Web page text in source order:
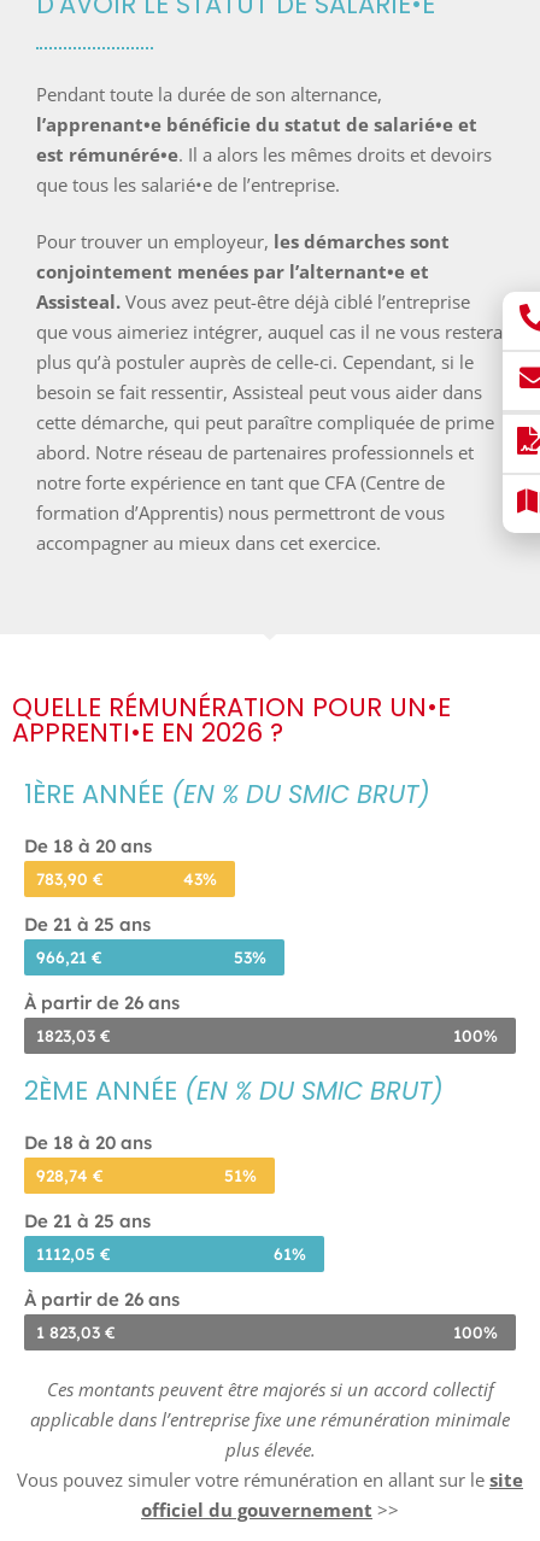
Pendant toute la durée de son alternance,
l’apprenant•e bénéficie du statut de salarié•e et
est rémunéré•e. Il a alors les mêmes droits et devoirs
que tous les salarié•e de l’entreprise.
Pour trouver un employeur, les démarches sont
conjointement menées par l’alternant•e et
Assisteal. Vous avez peut-être déjà ciblé l’entreprise
que vous aimeriez intégrer, auquel cas il ne vous restera
plus qu’à postuler auprès de celle-ci. Cependant, si le
besoin se fait ressentir, Assisteal peut vous aider dans
cette démarche, qui peut paraître compliquée de prime
abord. Notre réseau de partenaires professionnels et
notre forte expérience en tant que CFA (Centre de
formation d’Apprentis) nous permettront de vous
accompagner au mieux dans cet exercice.
QUELLE RÉMUNÉRATION POUR UN•E
APPRENTI•E EN 2026 ?
1ÈRE ANNÉE (EN % DU SMIC BRUT)
De 18 à 20 ans
783,90 € 43%
De 21 à 25 ans
966,21 € 53%
À partir de 26 ans
1823,03 € 100%
2ÈME ANNÉE (EN % DU SMIC BRUT)
De 18 à 20 ans
928,74 € 51%
De 21 à 25 ans
1112,05 € 61%
À partir de 26 ans
1 823,03 € 100%
Ces montants peuvent être majorés si un accord collectif
applicable dans l’entreprise fixe une rémunération minimale
plus élevée.
Vous pouvez simuler votre rémunération en allant sur le site
officiel du gouvernement >>